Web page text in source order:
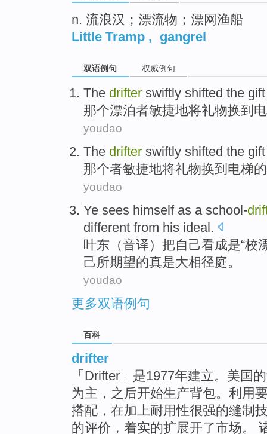
n. 流浪汉；漂流物；漂网渔船
Little Tramp , gangrel
双语例句 权威例句
The drifter swiftly shifted the gift
那个漂泊者敏捷地将礼物换到
youdao
The drifter swiftly shifted the gift
那个者敏捷地将礼物换到 电梯的
youdao
Ye sees himself as a school-
different from his ideal.
叶东 （音译）把自己看成是“校
己所期望的真是大相径庭。
youdao
更多双语例句
百科
drifter
「Drifter」是1977年建立。美国
为主，之后开始生产背包。利用
搭配，在加上耐用性很强的缝制
的评价，着实的扩展开了市场。